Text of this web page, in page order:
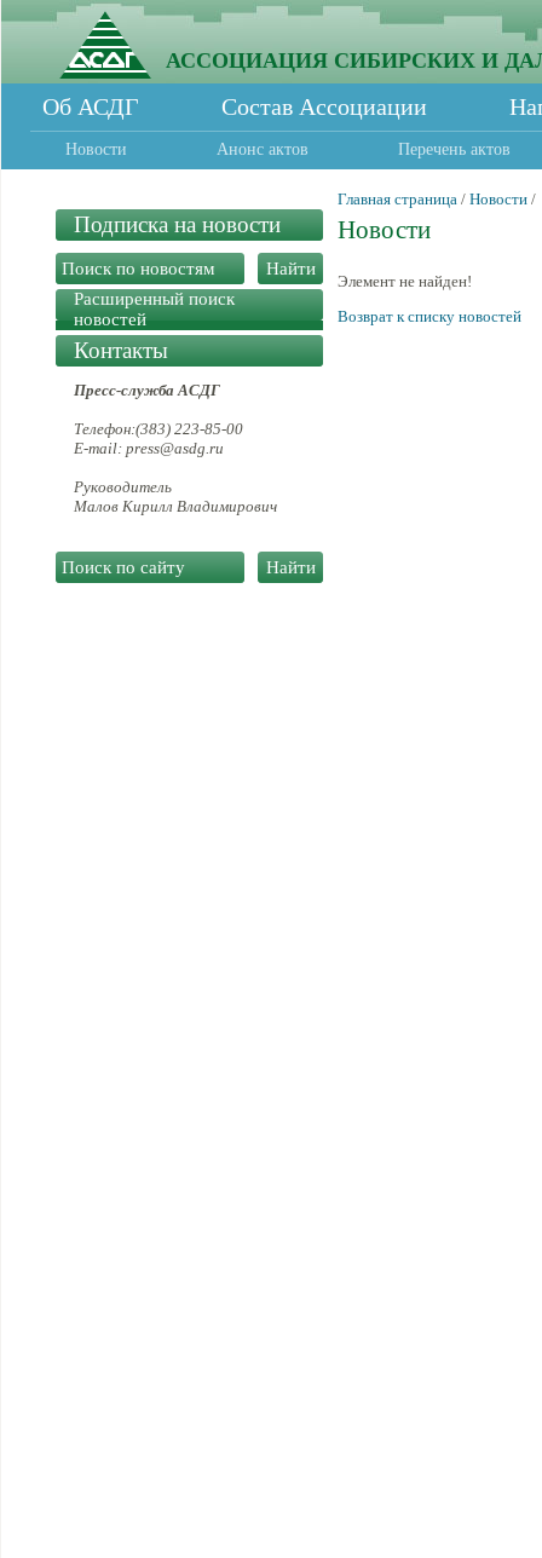
АССОЦИАЦИЯ СИБИРСКИХ И
Об АСДГ Состав Ассоциации
Новости Анонс актов Перечень актов
Подписка на новости
Расширенный поиск
новостей
Контакты
Пресс-служба АСДГ
Телефон:(383) 223-85-00
E-mail: press@asdg.ru
Руководитель
Малов Кирилл Владимирович
Главная страница / Новости /
Новости
Элемент не найден!
Возврат к списку новостей